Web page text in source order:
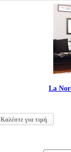
La
Καλέστε για τιμή